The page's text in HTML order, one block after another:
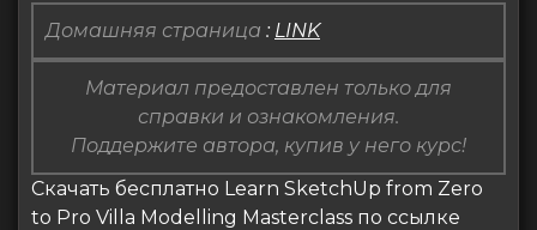
Домашняя страница : LINK
Материал предоставлен только для
справки и ознакомления.
Поддержите автора, купив у него курс!
Скачать бесплатно Learn SketchUp from Zero
to Pro Villa Modelling Masterclass по ссылке